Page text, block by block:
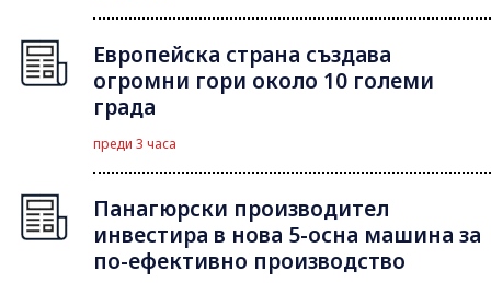
Европейска страна създава
огромни гори около 10 големи
града
преди 3 часа
Панагюрски производител
инвестира в нова 5-осна машина за
по-ефективно производство